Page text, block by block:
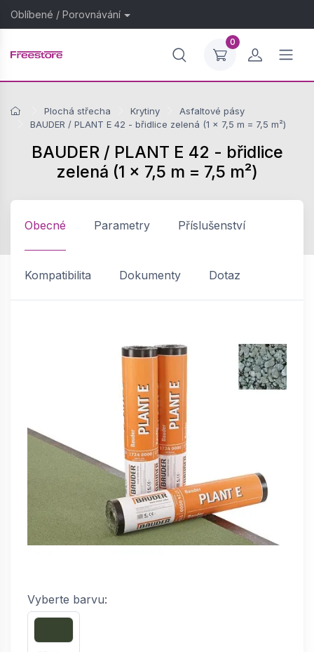
Oblíbené / Porovnávání
0
Plochá střecha Krytiny
Asfaltové pásy
BAUDER / PLANT E 42 - břidlice zelená (1 × 7,5 m = 7,5 m²)
BAUDER / PLANT E 42 - břidlice
zelená (1 × 7,5 m = 7,5 m²)
Obecné Parametry Příslušenství
Kompatibilita Dokumenty Dotaz
Vyberte barvu: